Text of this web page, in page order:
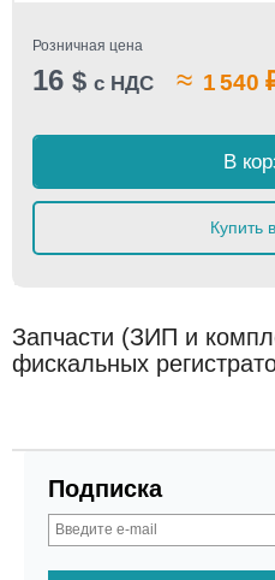
Розничная цена
16 $ с НДС ≈ 1 540
В
Купить
Запчасти (ЗИП и
фискальных
Подписка